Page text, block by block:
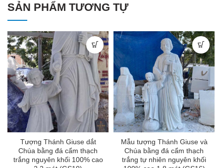
SẢN PHẨM TƯƠNG TỰ
Tượng Thánh Giuse dắt
Chúa bằng đá cẩm thạch
trắng nguyên khối 100% cao
Mẫu tượng Thánh Giuse và
Chúa bằng đá cẩm thạch
trắng tự nhiên nguyên khối